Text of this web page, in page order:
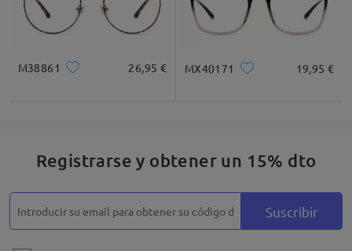
M38861 26,95 € MX40171 19,95 €
Registrarse y obtener un 15% dto
Suscribir